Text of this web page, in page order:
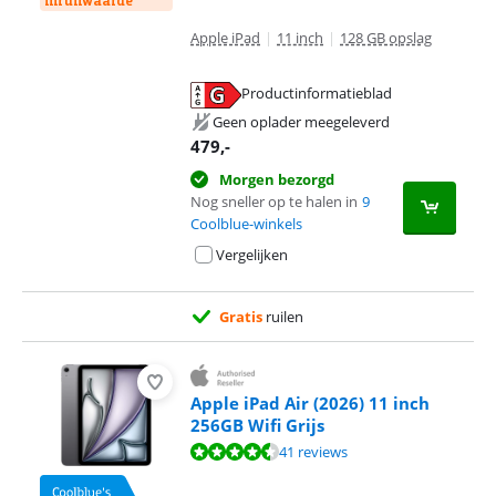
Apple iPad | 11 inch | 128 GB opslag
Productinformatieblad
Geen oplader meegeleverd
479,-
Morgen bezorgd
Nog sneller op te halen in 9
Coolblue-winkels
Vergelijken
Gratis ruilen
Apple iPad Air (2026) 11 inch
256GB Wifi Grijs
Beoordeling is 9,3 van de 10, gebaseerd op 41 reviews.
41 reviews